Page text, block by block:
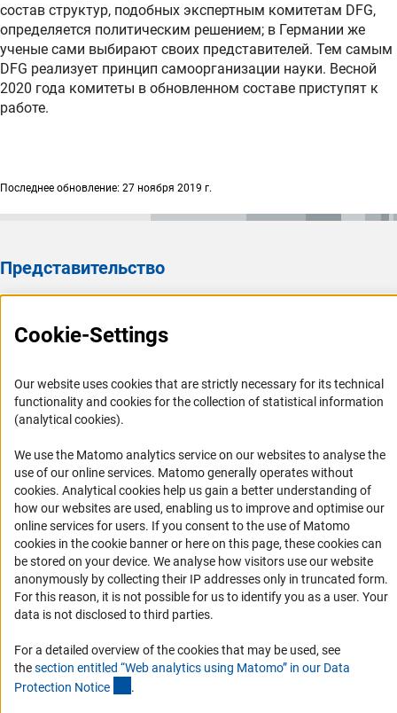
состав структур, подобных экспертным комитетам DFG,
определяется политическим решением; в Германии же
ученые сами выбирают своих представителей. Тем самым
DFG реализует принцип самоорганизации науки. Весной
2020 года комитеты в обновленном составе приступят к
работе.
Последнее обновление: 27 ноября 2019 г.
Представительство
История Представительства 2003 - 2022
Органы управления
Задачи DFG
История DFG
Финансирование
Совместные конкурсы с российскими партнёрскими
организациями
Партнёры DFG в России
Часто задаваемые вопросы (FAQ)
DFG Newsletter
Receive news from the DFG directly in your mailbox.
Cookie-Settings
Our website uses cookies that are strictly necessary for its technical
functionality and cookies for the collection of statistical information
(analytical cookies).
We use the Matomo analytics service on our websites to analyse the
use of our online services. Matomo generally operates without
cookies(Anc
. Analytical cookies help us gain a better understanding of
how our websites are used, enabling us to improve and optimise our
online services for users. If you consent to the use of Matomo
cookies in the cookie banner or here on this page, these cookies can
be stored on your device. We analyse how visitors use our website
anonymously by collecting their IP addresses only in truncated form.
For this reason, it is not possible for us to identify you as a user. Your
data is not disclosed to third parties.
For a detailed overview of the cookies that may be used, see
thesection entitled “Web analytics using Matomo” in our Data
Protection Notice .